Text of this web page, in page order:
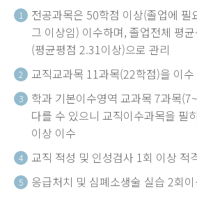
1
전공과목은 50학점 이상(졸업에 필
그 이상임) 이수하며, 졸업전체 평
(평균평점 2.31이상)으로 관리
2 교직교과목 11과목(22학점)을 이수
3
학과 기본이수영역 교과목 7과목
다를 수 있으니 교직이수과목을 필
이상 이수
4 교직 적성 및 인성검사 1회 이상 적
5 응급처치 및 심폐소생술 실습 2회